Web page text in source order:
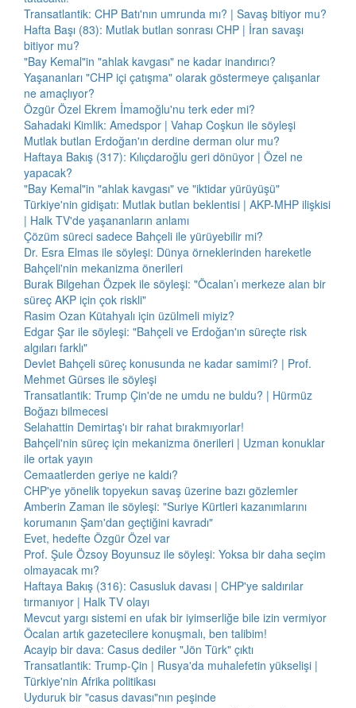
Transatlantik: CHP Batı'nın umrunda mı? | Savaş bitiyor mu?
Hafta Başı (83): Mutlak butlan sonrası CHP | İran savaşı
bitiyor mu?
"Bay Kemal"in "ahlak kavgası" ne kadar inandırıcı?
Yaşananları "CHP içi çatışma" olarak göstermeye çalışanlar
ne amaçlıyor?
Özgür Özel Ekrem İmamoğlu'nu terk eder mi?
Sahadaki Kimlik: Amedspor | Vahap Coşkun ile söyleşi
Mutlak butlan Erdoğan'ın derdine derman olur mu?
Haftaya Bakış (317): Kılıçdaroğlu geri dönüyor | Özel ne
yapacak?
"Bay Kemal"in "ahlak kavgası" ve "iktidar yürüyüşü"
Türkiye'nin gidişatı: Mutlak butlan beklentisi | AKP-MHP ilişkisi
| Halk TV'de yaşananların anlamı
Çözüm süreci sadece Bahçeli ile yürüyebilir mi?
Dr. Esra Elmas ile söyleşi: Dünya örneklerinden hareketle
Bahçeli'nin mekanizma önerileri
Burak Bilgehan Özpek ile söyleşi: "Öcalan’ı merkeze alan bir
süreç AKP için çok riskli"
Rasim Ozan Kütahyalı için üzülmeli miyiz?
Edgar Şar ile söyleşi: "Bahçeli ve Erdoğan'ın süreçte risk
algıları farklı"
Devlet Bahçeli süreç konusunda ne kadar samimi? | Prof.
Mehmet Gürses ile söyleşi
Transatlantik: Trump Çin'de ne umdu ne buldu? | Hürmüz
Boğazı bilmecesi
Selahattin Demirtaş'ı bir rahat bırakmıyorlar!
Bahçeli'nin süreç için mekanizma önerileri | Uzman konuklar
ile ortak yayın
Cemaatlerden geriye ne kaldı?
CHP'ye yönelik topyekun savaş üzerine bazı gözlemler
Amberin Zaman ile söyleşi: "Suriye Kürtleri kazanımlarını
korumanın Şam'dan geçtiğini kavradı"
Evet, hedefte Özgür Özel var
Prof. Şule Özsoy Boyunsuz ile söyleşi: Yoksa bir daha seçim
olmayacak mı?
Haftaya Bakış (316): Casusluk davası | CHP'ye saldırılar
tırmanıyor | Halk TV olayı
Mevcut yargı sistemi en ufak bir iyimserliğe bile izin vermiyor
Öcalan artık gazetecilere konuşmalı, ben talibim!
Acayip bir dava: Casus dediler "Jön Türk" çıktı
Transatlantik: Trump-Çin | Rusya'da muhalefetin yükselişi |
Türkiye'nin Afrika politikası
Uyduruk bir "casus davası"nın peşinde